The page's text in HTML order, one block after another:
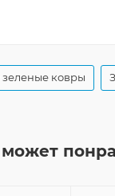
ковры